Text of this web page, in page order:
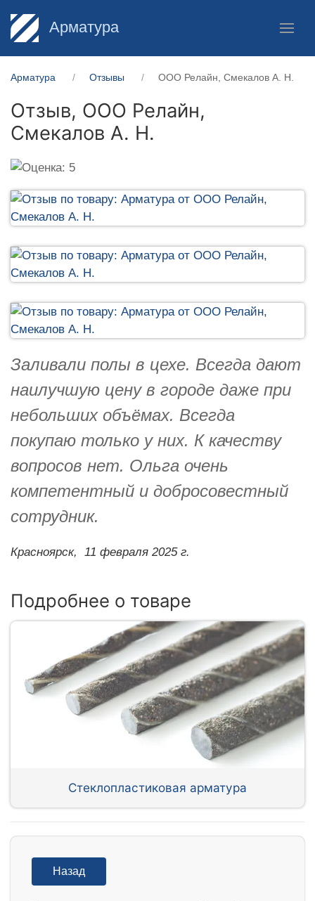
Арматура
Арматура Отзывы ООО Релайн, Смекалов А. Н.
Отзыв, ООО Релайн,
Смекалов А. Н.
Заливали полы в цехе. Всегда дают
наилучшую цену в городе даже при
небольших объёмах. Всегда
покупаю только у них. К качеству
вопросов нет. Ольга очень
компетентный и добросовестный
сотрудник.
Красноярск, 11 февраля 2025 г.
Подробнее о товаре
Стеклопластиковая арматура
Назад